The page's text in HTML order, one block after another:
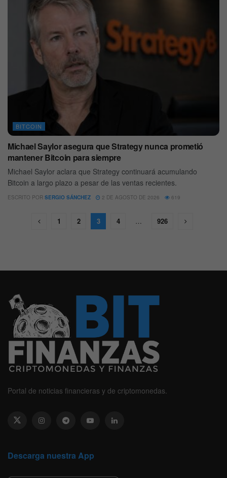
BITCOIN
Michael Saylor asegura que Strategy nunca prometió
mantener Bitcoin para siempre
Michael Saylor aclara que Strategy continuará acumulando
Bitcoin a largo plazo a pesar de las ventas recientes.
ESCRITO POR SERGIO SÁNCHEZ 2 DE AGOSTO DE 2026 619
1 2 3 4 … 926
Portal de noticias financieras y de criptomonedas.
Descarga nuestra App